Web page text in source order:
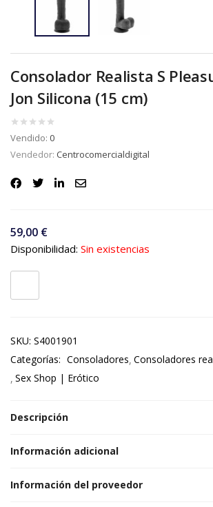
Consolador Realista S
Jon Silicona (15 cm)
Vendido: 0
Vendedor: Centrocomercialdigital
59,00 €
Disponibilidad: Sin existencias
SKU: S4001901
Categorías: Consoladores Consoladores
Sex Shop | Erótico
Descripción
Información adicional
Información del proveedor